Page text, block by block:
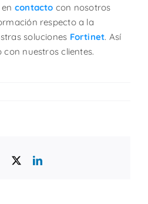
contacto con nosotros
respecto a la
soluciones Fortinet. Así
nuestros clientes.
Facebook LinkedIn